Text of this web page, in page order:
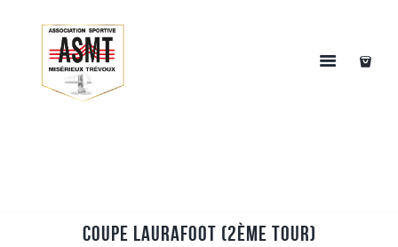
Coupe LAuraFoot (2ème tour)